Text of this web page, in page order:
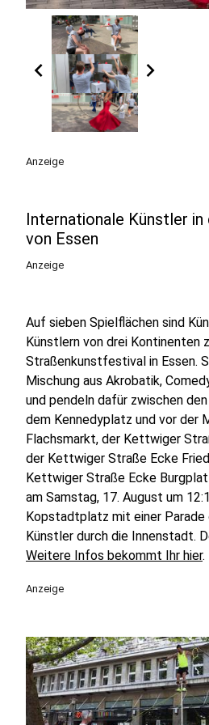
chevron_left chevron_right
Anzeige
Internationale Künstler
von Essen
Anzeige
Auf sieben Spielflächen sind
Künstlern von drei Kontinenten
Straßenkunstfestival in Essen.
Mischung aus Akrobatik,
und pendeln dafür zwischen
dem Kennedyplatz und vor der
Flachsmarkt, der Kettwiger
der Kettwiger Straße Ecke
Kettwiger Straße Ecke
am Samstag, 17. August um
Kopstadtplatz mit einer Parade
Künstler durch die Innenstadt.
Weitere Infos bekommt Ihr hier.
Anzeige